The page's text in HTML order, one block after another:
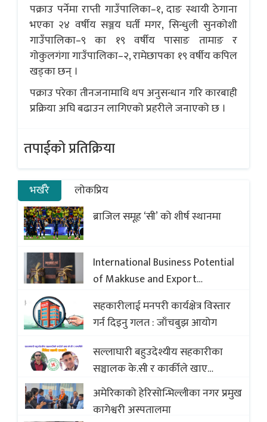
पक्राउ पर्नेमा राप्ती गाउँपालिका–१, दाङ स्थायी ठेगाना
भएका २४ वर्षीय सञ्जय घर्ती मगर, सिन्धुली सुनकोशी
गाउँपालिका–९ का १९ वर्षीय पासाङ तामाङ र
गोकुलगंगा गाउँपालिका–२, रामेछापका १९ वर्षीय कपिल
खड्का छन् ।
पक्राउ परेका तीनजनामाथि थप अनुसन्धान गरि कारबाही
प्रक्रिया अघि बढाउन लागिएको प्रहरीले जनाएको छ ।
तपाईको प्रतिक्रिया
भर्खरै
लोकप्रिय
ब्राजिल समूह ‘सी’ को शीर्ष स्थानमा
International Business Potential
of Makkuse and Export
Opportunities of Nepali Sweets
with Global Comparison to
Baklava
सहकारीलाई मनपरी कार्यक्षेत्र विस्तार
गर्न दिइनु गलत : जाँचबुझ आयोग
सल्लाघारी बहुउदेश्यीय सहकारीका
सञ्चालक के.सी र कार्कीले खाए
सदस्यको करोडौं बचत
अमेरिकाको हेरिसोन्भिल्लीका नगर प्रमुख
कागेश्वरी अस्पतालमा